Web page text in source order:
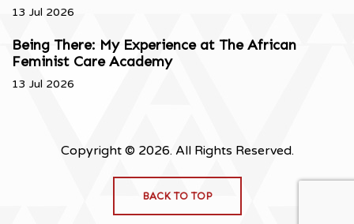
13 Jul 2026
Being There: My Experience at The African
Feminist Care Academy
13 Jul 2026
Copyright © 2026. All Rights Reserved.
BACK TO TOP